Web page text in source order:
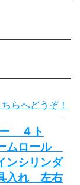
らへどうぞ！
４ト
ムロール
シリンダ
入れ 左右